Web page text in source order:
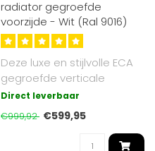
radiator gegroefde
voorzijde - Wit (Ral 9016)
Deze luxe en stijlvolle ECA
gegroefde verticale
radiator heeft de afmeting
Direct leverbaar
€999,92 €599,95